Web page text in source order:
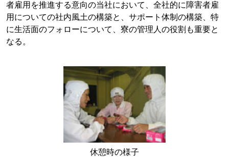
者雇用を推進する意向の当社において、全社的に障害者雇
用についての社内風土の構築と、サポート体制の構築、特
に生活面のフォローについて、寮の管理人の役割も重要と
なる。
休憩時の様子